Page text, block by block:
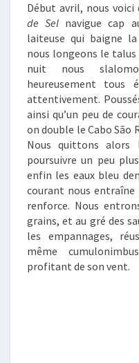
Début avril, nous voici
de Sel navigue cap
laiteuse qui baigne
nous longeons le
nuit nous
heureusement tous
attentivement.
ainsi qu’un peu de
on double le Cabo São
Nous quittons alors
poursuivre un peu
enfin les eaux bleu
courant nous entraîne
renforce. Nous
grains, et au gré des
les empannages,
même
profitant de son vent.